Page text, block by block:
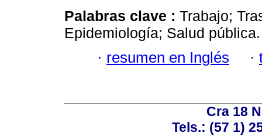
Palabras clave : Trabajo;
Epidemiología; Salud pública.
· resumen en Inglés ·
Cra 18
Tels.: (57 1)